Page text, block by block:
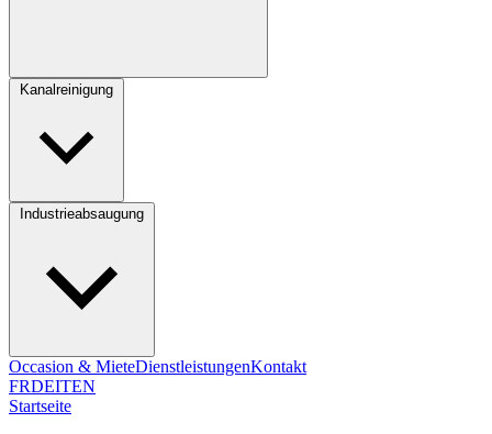
Occasion & MieteDienstleistungenKontakt
FRDEITEN
Startseite